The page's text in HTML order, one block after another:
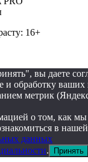
16+
вы даете
и обработку
метрик
о том, как мы
в нашей
данных
. Принять